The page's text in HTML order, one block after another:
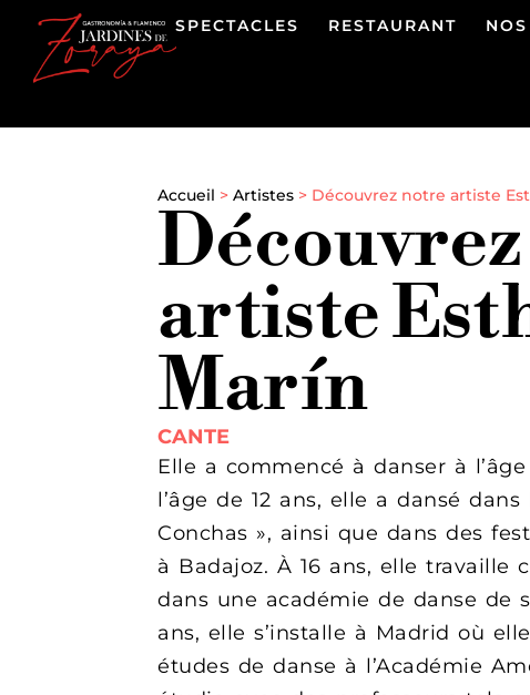
SPECTACLES RESTAURANT
Accueil > Artistes > Découvrez notre artiste
artiste
Marín
CANTE
Elle a commencé à danser à
l’âge de 12 ans, elle a dansé
Conchas », ainsi que dans des
à Badajoz. À 16 ans, elle travaille
dans une académie de danse de
ans, elle s’installe à Madrid où
études de danse à l’Académie